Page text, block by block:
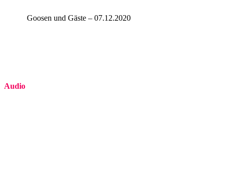
Goosen und Gäste – 07.12.2020
Audio